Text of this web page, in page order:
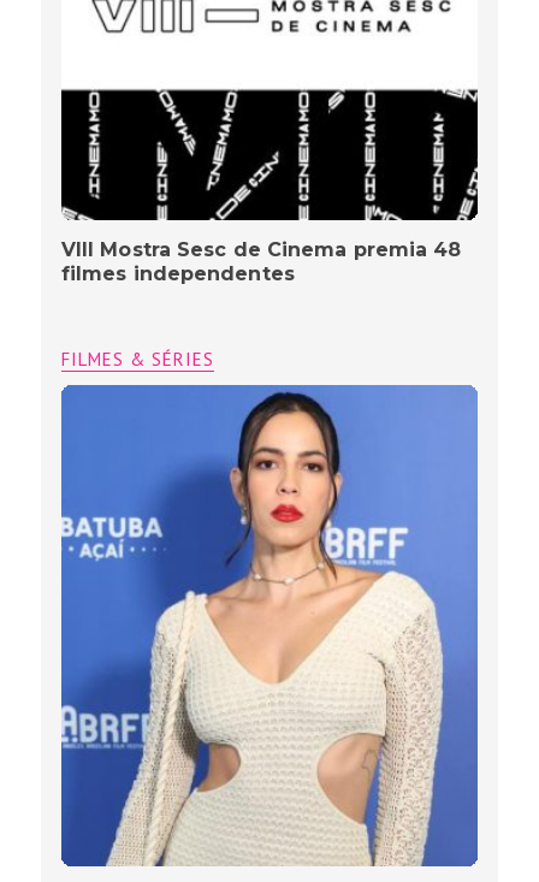
VIII Mostra Sesc de Cinema premia 48
filmes independentes
FILMES & SÉRIES